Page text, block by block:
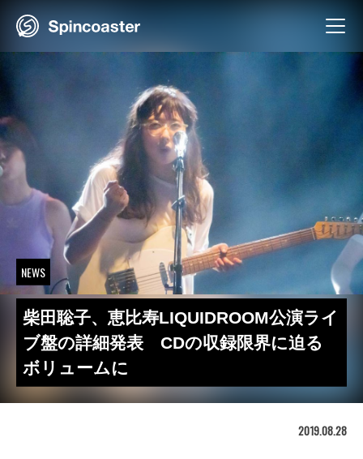
NEWS
柴田聡子、恵比寿LIQUIDROOM公演ライ
ブ盤の詳細発表 CDの収録限界に迫る
ボリュームに
2019.08.28